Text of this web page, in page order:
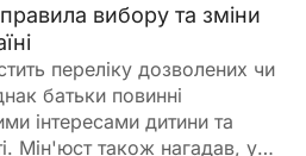
вибору та зміни
переліку дозволених чи
батьки повинні
інтересами дитини та
Мін'юст також нагадав, у